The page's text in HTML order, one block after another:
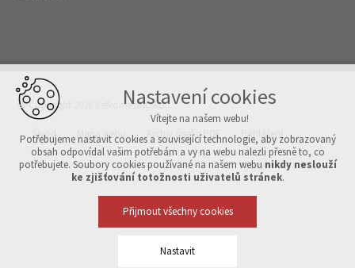
© Copyright 2026 Velkomeziříčsko
Úvod Mapa webu Archiv čísel v PDF Přihlášení
Vytvořeno v xart.cz
Nastavení cookies
Vítejte na našem webu!
Potřebujeme nastavit cookies a související technologie, aby zobrazovaný
obsah odpovídal vašim potřebám a vy na webu nalezli přesně to, co
potřebujete. Soubory cookies používané na našem webu nikdy neslouží
ke zjišťování totožnosti uživatelů stránek.
Přijmout všechny cookies
Nastavit